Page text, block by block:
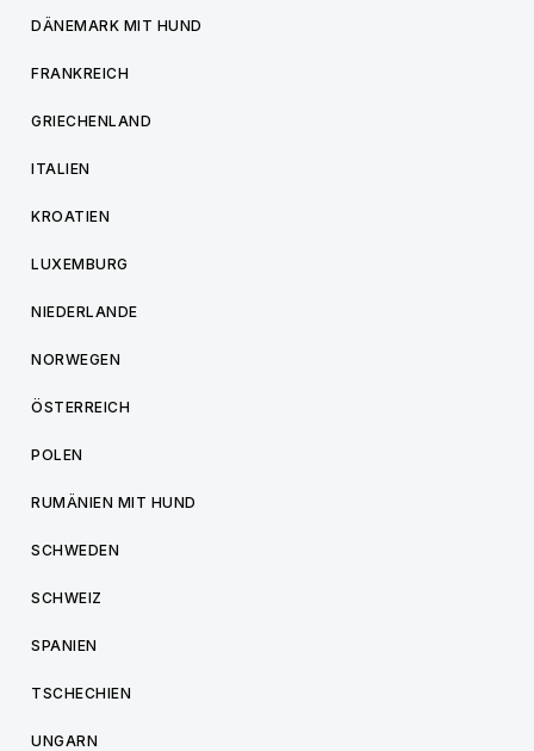
DÄNEMARK MIT HUND
FRANKREICH
GRIECHENLAND
ITALIEN
KROATIEN
LUXEMBURG
NIEDERLANDE
NORWEGEN
ÖSTERREICH
POLEN
RUMÄNIEN MIT HUND
SCHWEDEN
SCHWEIZ
SPANIEN
TSCHECHIEN
UNGARN